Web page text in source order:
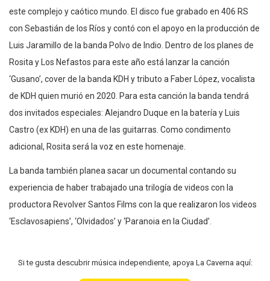
este complejo y caótico mundo. El disco fue grabado en 406 RS
con Sebastián de los Ríos y contó con el apoyo en la producción de
Luis Jaramillo de la banda Polvo de Indio. Dentro de los planes de
Rosita y Los Nefastos para este año está lanzar la canción
‘Gusano’, cover de la banda KDH y tributo a Faber López, vocalista
de KDH quien murió en 2020. Para esta canción la banda tendrá
dos invitados especiales: Alejandro Duque en la batería y Luis
Castro (ex KDH) en una de las guitarras. Como condimento
adicional, Rosita será la voz en este homenaje.
La banda también planea sacar un documental contando su
experiencia de haber trabajado una trilogía de videos con la
productora Revolver Santos Films con la que realizaron los videos
‘Esclavosapiens’, ‘Olvidados’ y ‘Paranoia en la Ciudad’.
Si te gusta descubrir música independiente, apoya La Caverna aquí: